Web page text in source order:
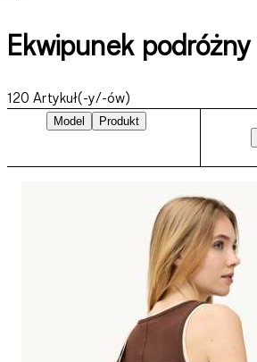
Ekwipunek podróżny
120 Artykuł(-y/-ów)
Model
Produkt